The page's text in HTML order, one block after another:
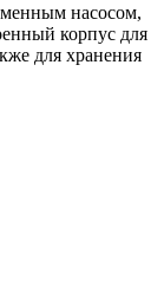
насосом,
корпус для
для хранения